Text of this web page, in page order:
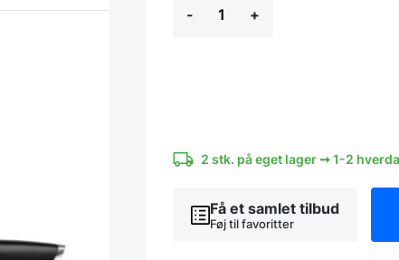
- +
2 stk. på eget lager ➞ 1-2
Få et samlet tilbud
Føj til favoritter